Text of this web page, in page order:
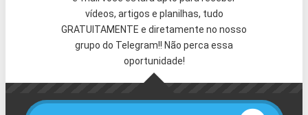
vídeos, artigos e planilhas, tudo
GRATUITAMENTE e diretamente no nosso
grupo do Telegram!! Não perca essa
oportunidade!